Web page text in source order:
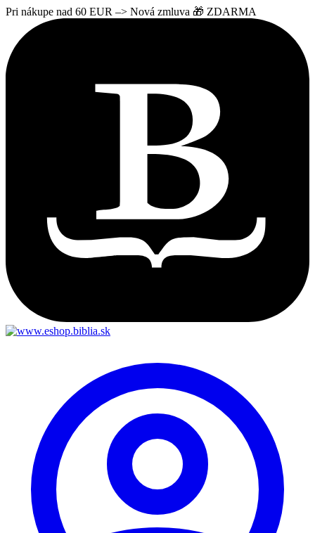
Pri nákupe nad 60 EUR –> Nová zmluva 🎁 ZDARMA